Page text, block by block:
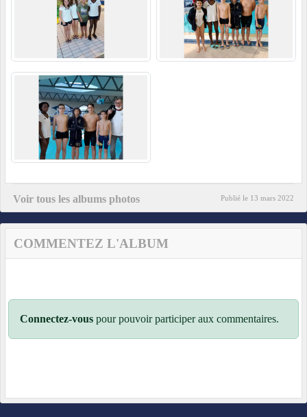
Voir tous les albums photos Publié le 13 mars 2022
COMMENTEZ L'ALBUM
Connectez-vous pour pouvoir participer aux commentaires.